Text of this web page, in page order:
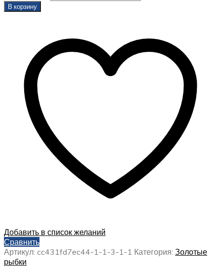
В корзину
Добавить в список желаний
Сравнить
Артикул: cc431fd7ec44-1-1-3-1-1 Категория: Золотые
рыбки